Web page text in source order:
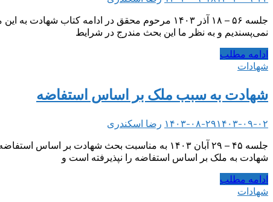
جلسه ۵۶ – ۱۸ آذر ۱۴۰۳ مرحوم محقق در ادامه
نمی‌پسندیم و به نظر ما این بحث مندرج در شرایط
ادامه مطلب
شهادات
شهادت به سبب ملک بر اساس استفاضه
۱۴۰۳-۰۸-۲۹۱۴۰۳-۰۹-۰۲
رضا اسکندری
جلسه ۴۵ – ۲۹ آبان ۱۴۰۳ به مناسبت بحث
شهادت به ملک بر اساس استفاضه را نپذیرفته است و
ادامه مطلب
شهادات